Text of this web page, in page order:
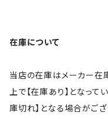
在庫について
当店の在庫はメーカー在
上で【在庫あり】となって
庫切れ】となる場合がござ